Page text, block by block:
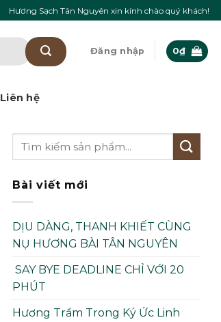
Hương Sạch Tân Nguyên xin kính chào quý khách!
Đăng nhập 0₫
Liên hệ
Bài viết mới
DỊU DÀNG, THANH KHIẾT CÙNG
NỤ HƯƠNG BÀI TÂN NGUYÊN
SAY BYE DEADLINE CHỈ VỚI 20
PHÚT
Hương Trầm Trong Ký Ức Linh